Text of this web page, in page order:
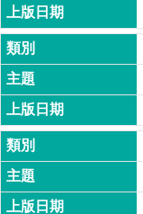
專
班
學
術
研
究
國
家
發
展